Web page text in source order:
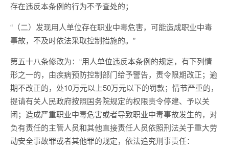
存在违反本条例的行为不予查处的；
“（二）发现用人单位存在职业中毒危害，可能造成职业中毒
事故，不及时依法采取控制措施的。”
第五十八条修改为：“用人单位违反本条例的规定，有下列情
形之一的，由疾病预防控制部门给予警告，责令限期改正；逾
期不改正的，处10万元以上50万元以下的罚款；情节严重的，
提请有关人民政府按照国务院规定的权限责令停建、予以关
闭；造成严重职业中毒危害或者导致职业中毒事故发生的，对
负有责任的主管人员和其他直接责任人员依照刑法关于重大劳
动安全事故罪或者其他罪的规定，依法追究刑事责任：